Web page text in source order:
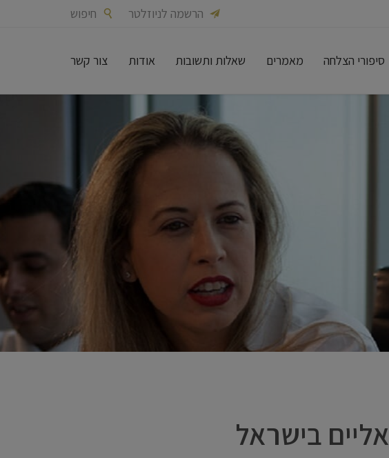
 הרשמה לניוזלטר  חיפוש
סיפורי הצלחה מאמרים שאלות ותשובות אודות צור קשר
בישראל